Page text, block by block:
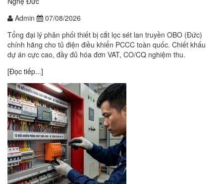
Admin
07/08/2026
Tổng đại lý phân phối thiết bị cắt lọc sét lan truyền OBO (Đức)
chính hãng cho tủ điện điều khiển PCCC toàn quốc. Chiết khấu
dự án cực cao, đầy đủ hóa đơn VAT, CO/CQ nghiệm thu.
[Đọc tiếp...]